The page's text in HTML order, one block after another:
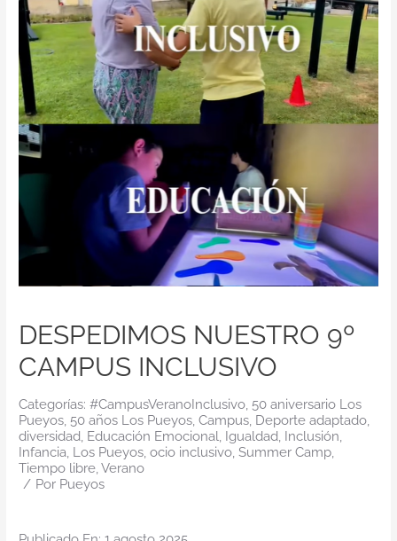
Contacto
DESPEDIMOS NUESTRO 9º
CAMPUS INCLUSIVO
Categorías: #CampusVeranoInclusivo, 50 aniversario Los
Pueyos, 50 años Los Pueyos, Campus, Deporte adaptado,
diversidad, Educación Emocional, Igualdad, Inclusión,
Infancia, Los Pueyos, ocio inclusivo, Summer Camp,
Tiempo libre,Verano
/ Por Pueyos